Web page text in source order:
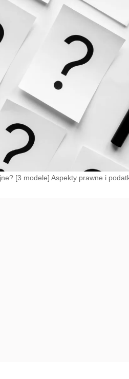
[3 modele] Aspekty prawne i